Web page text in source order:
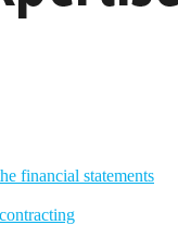
financial statements